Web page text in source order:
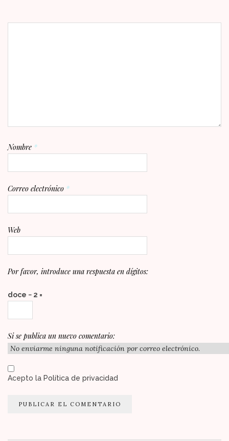
Nombre *
Correo electrónico *
Web
Por favor, introduce una respuesta en dígitos:
doce − 2 =
Si se publica un nuevo comentario:
Acepto la Política de privacidad